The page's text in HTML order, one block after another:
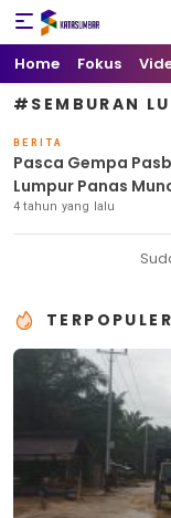
Kata Sumbar
Berita Sumbar Hari
Home Fokus
#SEMBURAN
BERITA
Pasca Gempa
Lumpur Panas
4 tahun yang lalu
TERPOPULER